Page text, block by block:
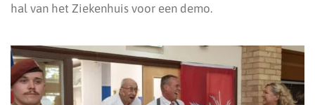
hal van het Ziekenhuis voor een demo.